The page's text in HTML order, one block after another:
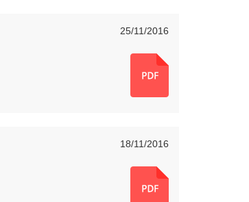
25/11/2016
18/11/2016